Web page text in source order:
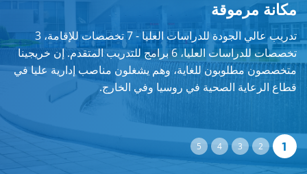
مكانة مرموقة
تدريب عالي الجودة للدراسات العليا - 7 تخصصات للإقامة، 3
تخصصات للدراسات العليا، 6 برامج للتدريب المتقدم. إن خريجينا
متخصصون مطلوبون للغاية، وهم يشغلون مناصب إدارية عليا في
قطاع الرعاية الصحية في روسيا وفي الخارج.